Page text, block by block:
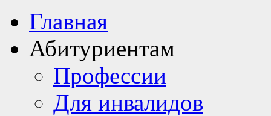
Главная
Абитуриентам
Профессии
Для инвалидов